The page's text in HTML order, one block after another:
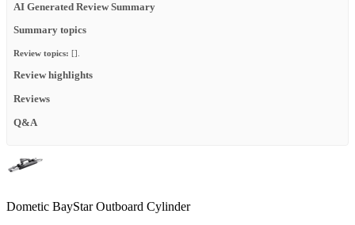
AI Generated Review Summary
Summary topics
Review topics: [].
Review highlights
Reviews
Q&A
Dometic BayStar Outboard Cylinder